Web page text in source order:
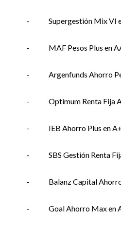
- Supergestión Mix VI
- MAF Pesos Plus en
- Argenfunds Ahorro
- Optimum Renta Fija
- IEB Ahorro Plus en
- SBS Gestión Renta
- Balanz Capital
- Goal Ahorro Max en